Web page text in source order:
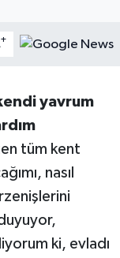
+
yavrum
tüm kent
nasıl
ki, evladı